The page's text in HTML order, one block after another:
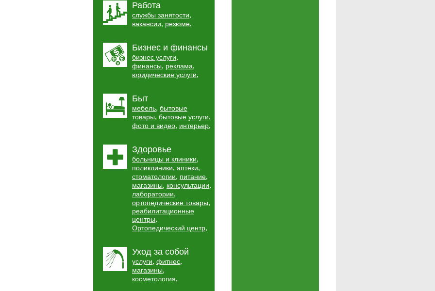
Работа
службы занятости,
вакансии, резюме,
Бизнес и финансы
бизнес услуги,
финансы, реклама,
юридические услуги,
Быт
мебель, бытовые
товары, бытовые услуги,
фото и видео, интерьер,
Здоровье
больницы и клиники,
поликлиники, аптеки,
стоматологии, питание,
магазины, консультации,
лаборатории,
ортопедические товары,
реабилитационные
центры,
Ортопедический центр,
Уход за собой
услуги, фитнес,
магазины,
косметология,